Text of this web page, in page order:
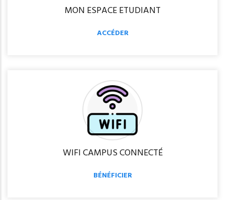
MON ESPACE ETUDIANT
ACCÉDER
WIFI CAMPUS CONNECTÉ
BÉNÉFICIER